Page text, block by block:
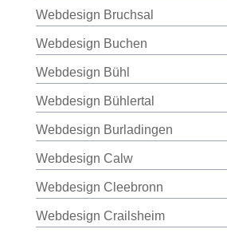
Webdesign Bruchsal
Webdesign Buchen
Webdesign Bühl
Webdesign Bühlertal
Webdesign Burladingen
Webdesign Calw
Webdesign Cleebronn
Webdesign Crailsheim